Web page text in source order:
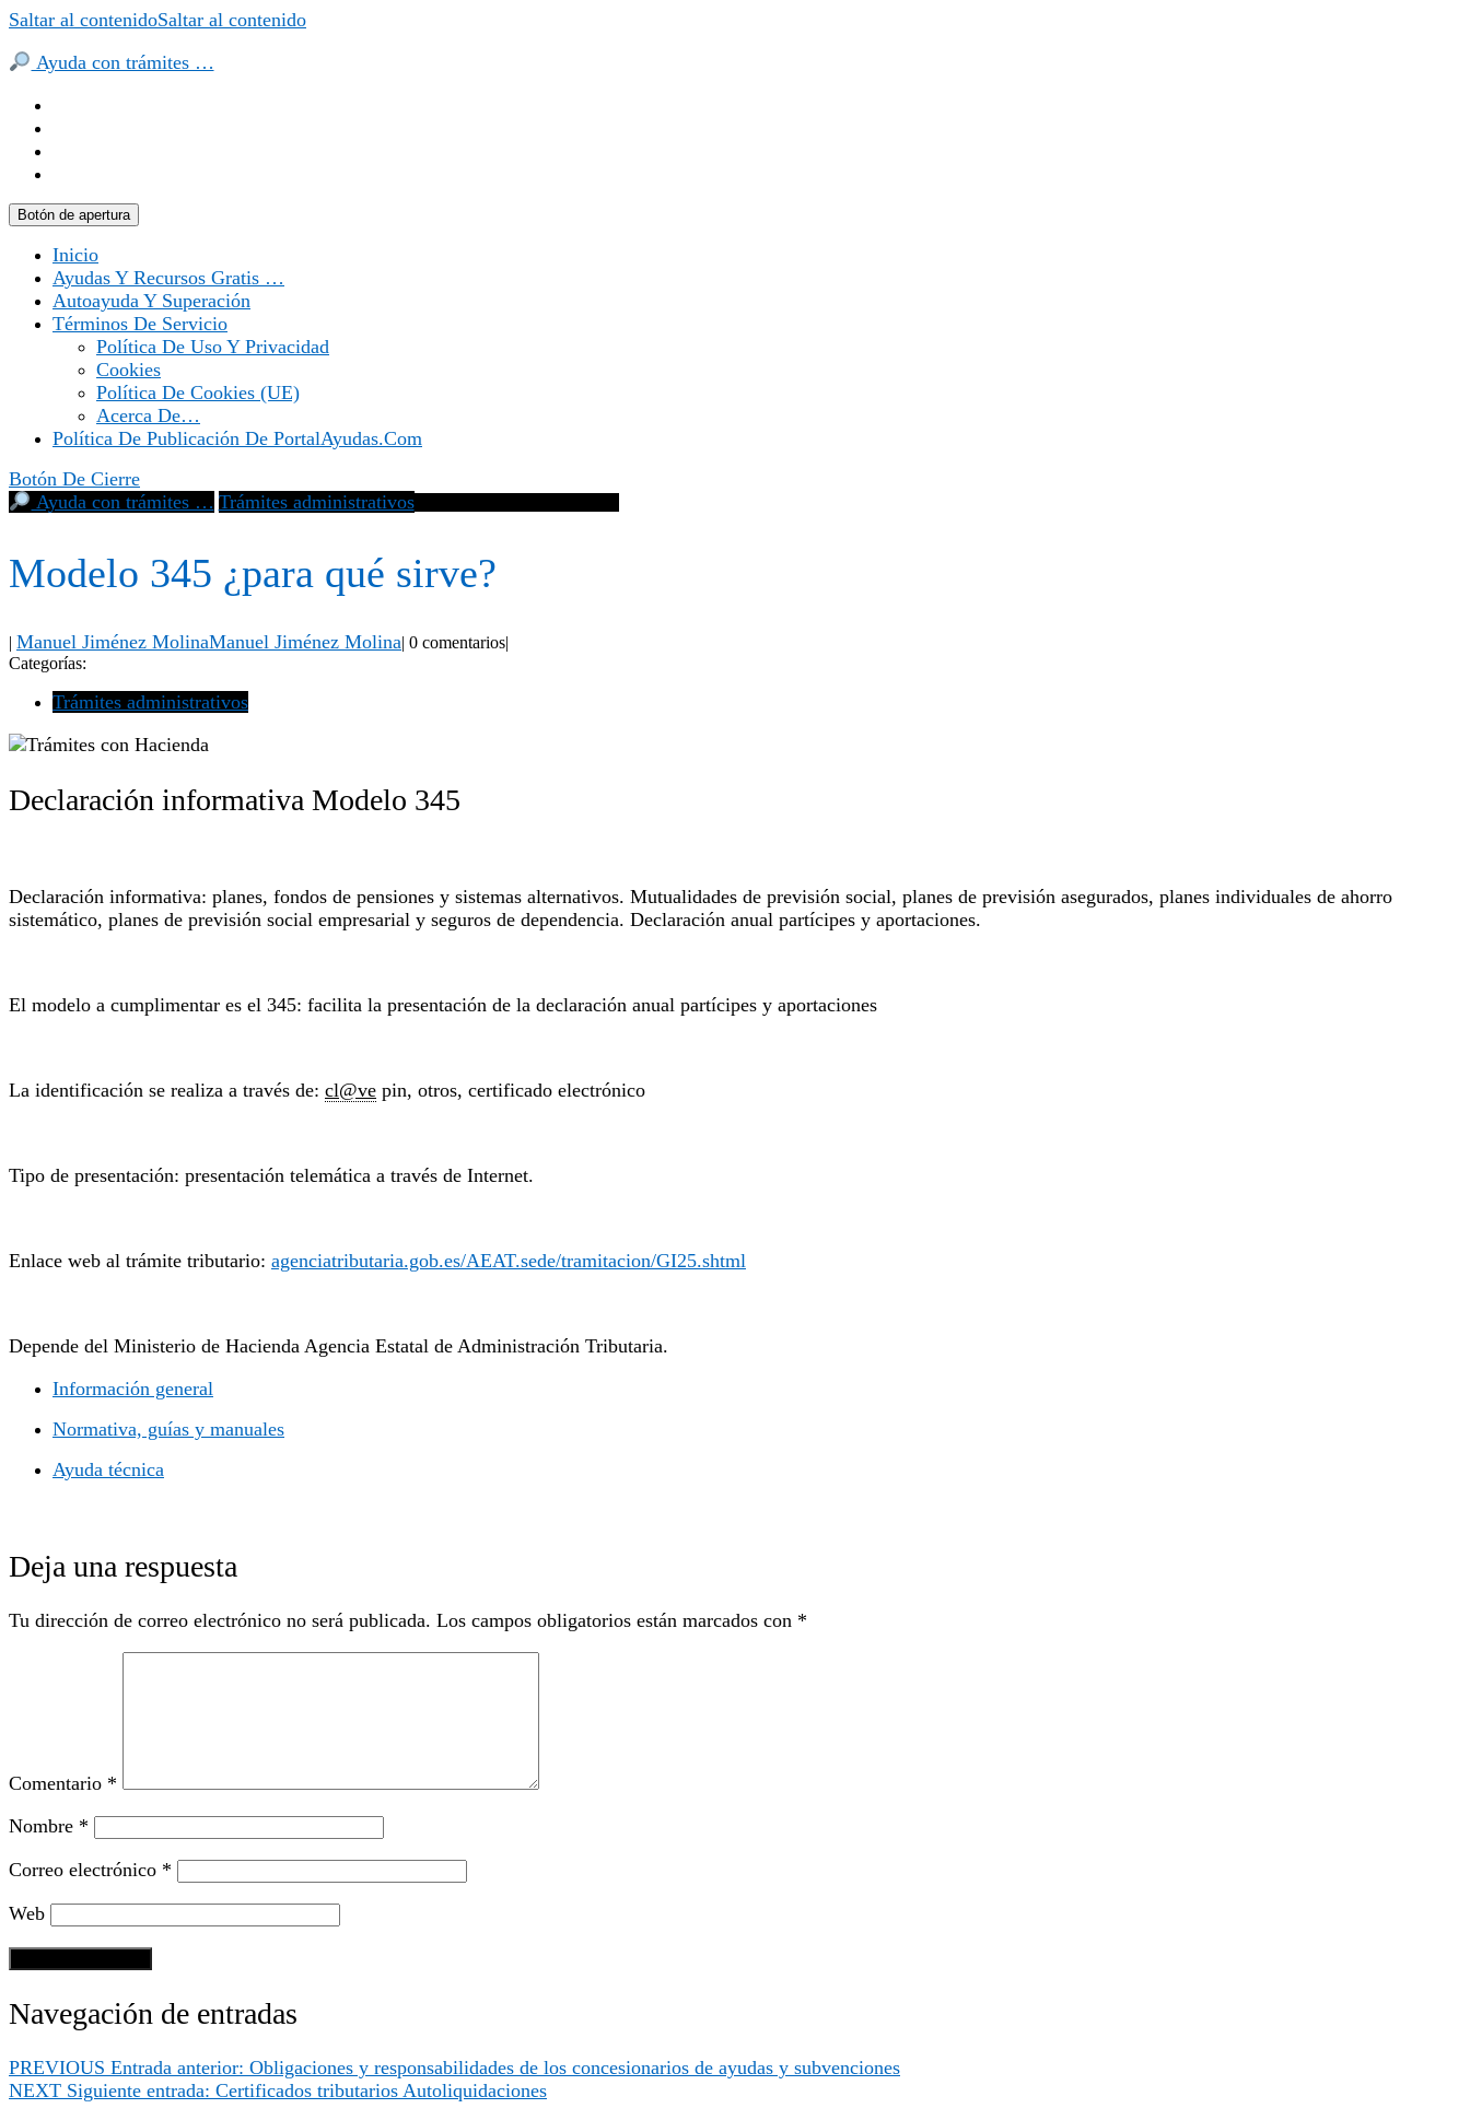
Saltar al contenidoSaltar al contenido
Ayuda con trámites …
Botón de apertura
Inicio
Ayudas Y Recursos Gratis …
Autoayuda Y Superación
Términos De Servicio
Política De Uso Y Privacidad
Cookies
Política De Cookies (UE)
Acerca De…
Política De Publicación De PortalAyudas.com
Botón De Cierre
Ayuda con trámites … Trámites administrativosModelo 345 ¿para qué sirve?
Modelo 345 ¿para qué sirve?
Manuel Jiménez MolinaManuel Jiménez Molina 0 comentarios
Categorías:
Trámites administrativos
Declaración informativa Modelo 345
Declaración informativa: planes, fondos de pensiones y sistemas alternativos. Mutualidades de previsión social, planes de previsión asegurados, planes individuales de ahorro
sistemático, planes de previsión social empresarial y seguros de dependencia. Declaración anual partícipes y aportaciones.
El modelo a cumplimentar es el 345: facilita la presentación de la declaración anual partícipes y aportaciones
La identificación se realiza a través de: cl@ve pin, otros, certificado electrónico
Tipo de presentación: presentación telemática a través de Internet.
Enlace web al trámite tributario: agenciatributaria.gob.es/AEAT.sede/tramitacion/GI25.shtml
Depende del Ministerio de Hacienda Agencia Estatal de Administración Tributaria.
Información general
Normativa, guías y manuales
Ayuda técnica
Deja una respuesta
Tu dirección de correo electrónico no será publicada. Los campos obligatorios están marcados con *
Comentario *
Nombre *
Correo electrónico *
Web
Navegación de entradas
PREVIOUS Entrada anterior: Obligaciones y responsabilidades de los concesionarios de ayudas y subvenciones
NEXT Siguiente entrada: Certificados tributarios Autoliquidaciones